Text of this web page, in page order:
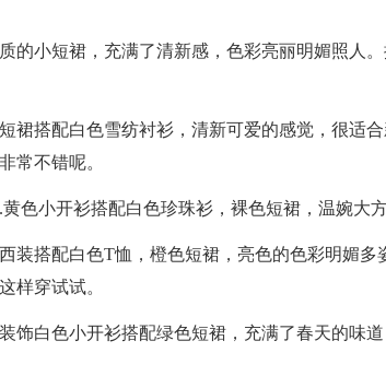
的小短裙，充满了清新感，色彩亮丽明媚照人
裙搭配白色雪纺衬衫，清新可爱的感觉，很适
常不错呢。
色小开衫搭配白色珍珠衫，裸色短裙，温婉大
装搭配白色T恤，橙色短裙，亮色的色彩明媚多
样穿试试。
饰白色小开衫搭配绿色短裙，充满了春天的味